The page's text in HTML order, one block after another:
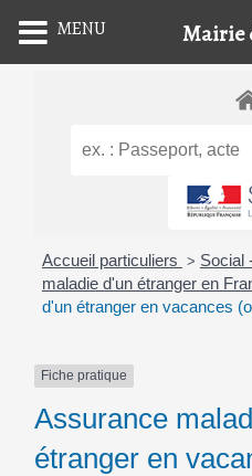
Accueil particuliers > Social
maladie d'un étranger en
d'un étranger en vacances
Fiche pratique
Assurance
étranger en
MENU Mairie